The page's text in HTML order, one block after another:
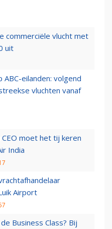
commerciële vlucht met
uit
eilanden: volgend
vluchten vanaf
moet het tij keren
India
Airport
Business Class? Bij